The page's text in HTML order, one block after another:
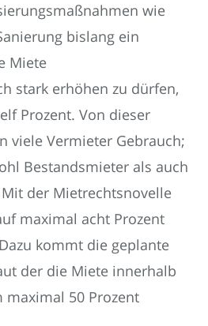
wie
bislang ein
Miete
stark erhöhen zu dürfen,
Prozent. Von dieser
viele Vermieter Gebrauch;
Bestandsmieter als auch
der Mietrechtsnovelle
maximal acht Prozent
kommt die geplante
der die Miete innerhalb
maximal 50 Prozent